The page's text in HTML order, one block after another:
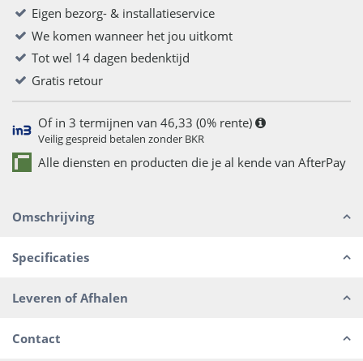
Eigen bezorg- & installatieservice
We komen wanneer het jou uitkomt
Tot wel 14 dagen bedenktijd
Gratis retour
Of in 3 termijnen van 46,33 (0% rente)
Veilig gespreid betalen zonder BKR
Alle diensten en producten die je al kende van AfterPay
Omschrijving
Specificaties
Leveren of Afhalen
Contact